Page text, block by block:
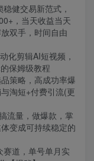
健交易新范式，
，当天收益当天
双手，时间自由
化剪辑AI短视频，
保姆级教程
策略，高成功率爆
淘短+付费引流(更
流量，做爆款，掌
变成可持续稳定的
道，单号单月实